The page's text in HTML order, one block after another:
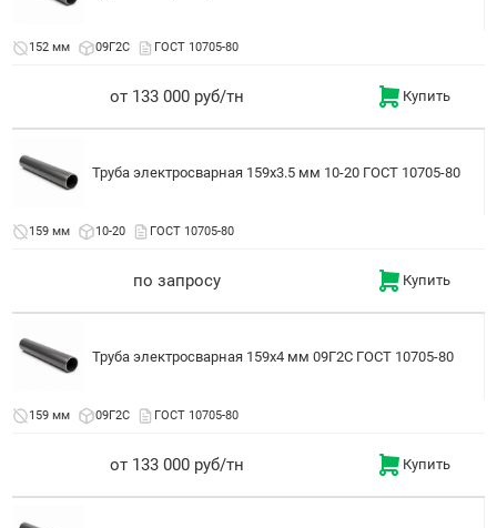
152 мм 09Г2С ГОСТ 10705-80
от 133 000 руб/тн Купить
Труба электросварная 159x3.5 мм 10-20 ГОСТ 10705-80
159 мм 10-20 ГОСТ 10705-80
по запросу Купить
Труба электросварная 159x4 мм 09Г2С ГОСТ 10705-80
159 мм 09Г2С ГОСТ 10705-80
от 133 000 руб/тн Купить